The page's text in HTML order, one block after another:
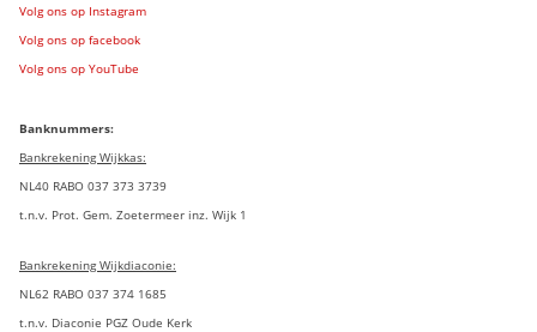
Volg ons op Instagram
Volg ons op facebook
Volg ons op YouTube
Banknummers:
Bankrekening Wijkkas:
NL40 RABO 037 373 3739
t.n.v. Prot. Gem. Zoetermeer inz. Wijk 1
Bankrekening Wijkdiaconie:
NL62 RABO 037 374 1685
t.n.v. Diaconie PGZ Oude Kerk